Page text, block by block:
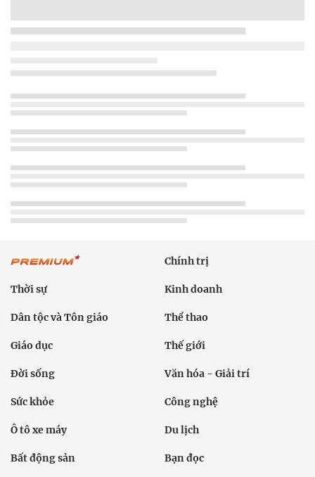
Chính trị
Thời sự Kinh doanh
Dân tộc và Tôn giáo Thể thao
Giáo dục Thế giới
Đời sống Văn hóa - Giải trí
Sức khỏe Công nghệ
Ô tô xe máy Du lịch
Bất động sản Bạn đọc